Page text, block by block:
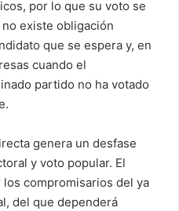
por lo que su voto se
existe obligación
que se espera y, en
cuando el
partido no ha votado
genera un desfase
y voto popular. El
compromisarios del ya
del que dependerá